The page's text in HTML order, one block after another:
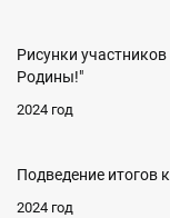
Рисунки
Родины!"
2024 год
Подведение итогов
2024 год